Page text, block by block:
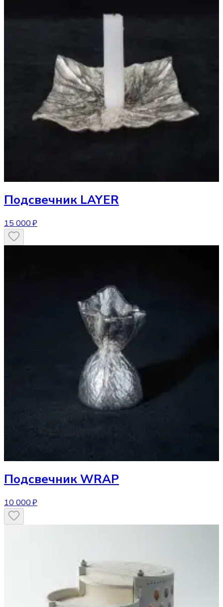
Подсвечник LAYER
15 000 ₽
ПодсвечникWRAP
10 000 ₽